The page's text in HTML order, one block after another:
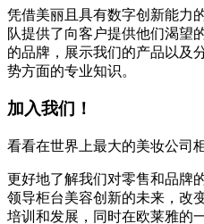
凭借美丽且具有数字创新能力
队提供了向客户提供他们渴望
的品牌，展示我们的产品以及
势方面的专业知识。
加入我们！
看看在世界上最大的美妆公司
更好地了解我们对零售和品牌
领导柜台美容创新的未来，改
培训和发展，同时在欧莱雅的